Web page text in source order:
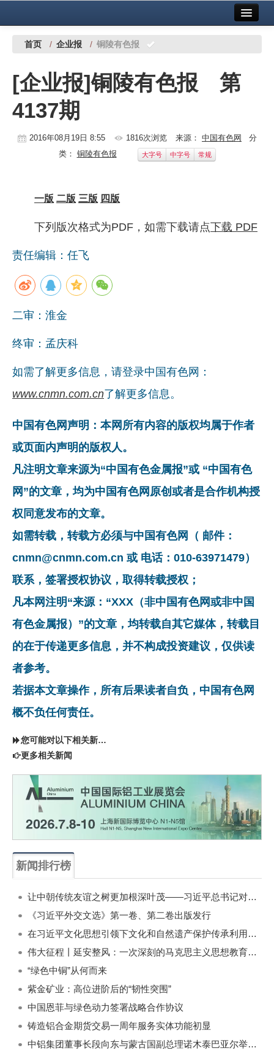
中国有色金属报社主办 广告服务
铜镍铅锌
铝
稀有稀土
企业文化
《资源再生》杂志
行情报价
数字报
首页 / 企业报 / 铜陵有色报
[企业报]铜陵有色报 第
4137期
2016年08月19日 8:55 1816次浏览 来源： 中国有色网
分
类： 铜陵有色报 大字号 中字号 常规
一版 二版 三版 四版
下列版次格式为PDF，如需下载请点下载 PDF
责任编辑：任飞
二审：淮金
终审：孟庆科
如需了解更多信息，请登录中国有色网：
www.cnmn.com.cn了解更多信息。
中国有色网声明：本网所有内容的版权均属于作者
或页面内声明的版权人。
凡注明文章来源为“中国有色金属报”或 “中国有色
网”的文章，均为中国有色网原创或者是合作机构授
权同意发布的文章。
如需转载，转载方必须与中国有色网（ 邮件：
cnmn@cnmn.com.cn 或 电话：010-63971479）
联系，签署授权协议，取得转载授权；
凡本网注明“来源：“XXX（非中国有色网或非中国
有色金属报）”的文章，均转载自其它媒体，转载目
的在于传递更多信息，并不构成投资建议，仅供读
者参考。
若据本文章操作，所有后果读者自负，中国有色网
概不负任何责任。
您可能对以下相关新闻同样感兴趣
更多相关新闻
新闻排行榜
让中朝传统友谊之树更加根深叶茂——习近平总书记对朝鲜进行国事访问纪实
《习近平外交文选》第一卷、第二卷出版发行
在习近平文化思想引领下文化和自然遗产保护传承利用工作开创新局面
伟大征程丨延安整风：一次深刻的马克思主义思想教育运动
“绿色中铜”从何而来
紫金矿业：高位进阶后的“韧性突围”
中国恩菲与绿色动力签署战略合作协议
铸造铝合金期货交易一周年服务实体功能初显
中铝集团董事长段向东与蒙古国副总理诺木泰巴亚尔举行会谈